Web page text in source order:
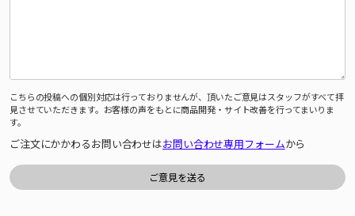
こちらの投稿への個別対応は行っておりませんが、頂いたご意見はスタッフがすべて拝
見させていただきます。お客様の声をもとに商品開発・サイト改善を行ってまいりま
す。
ご注文にかかわるお問い合わせはお問い合わせ専用フォームから